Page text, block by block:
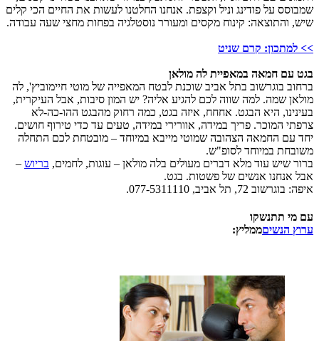
שמבוסס על פודינג וניל וקצפת. אנחנו החלטנו לעשות את החיים הכי קלים
שיש, והתוצאה: קינוח מקסים ומעורר נוסטלגיה בפחות מחצי שעה עבודה.
>> למתכון: קרם שניט
בגט עם חמאה במאפיית לה מולאן
ברחוב בוגרשוב בתל אביב שוכנת לבטח המאפייה של מוטי חיימוביץ', לה
מולאן שמה. למה שווה לכם להגיע אליה? יש המון סיבות, אבל העיקרית,
בעינינו, היא הבגט. אחחח, איזה בגט, כמה רחוק מהבגט ההו-כה-לא
צרפתי המוכר. פריך במידה, אוורירי במידה, טעים עד כדי טירוף חושים.
יחד עם החמאה הצהובה שמוטי מייבא במיוחד – מובטחת לכם התחלה
משובחת במיוחד לסופ"ש.
ברור שיש עוד מלא דברים מעולים בלה מולאן – עוגות, לחמים, בריוש –
אבל אנחנו אנשים של פשטות. בגט.
איפה: בוגרשוב 72, תל אביב, 077-5311110.
עם מי תתנשקו
ערוץ הנשיםממליץ: